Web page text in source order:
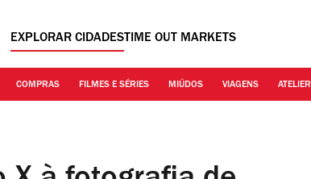
EXPLORAR CIDADESTIME OUT MARKETS
COMPRAS FILMES E SÉRIES MIÚDOS VIAGENS ATELIER